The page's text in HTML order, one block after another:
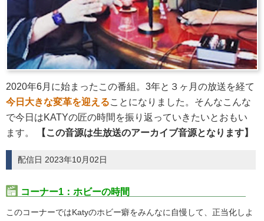
2020年6月に始まったこの番組。3年と３ヶ月の放送を経て
今日大きな変革を迎えることになりました。そんなこんな
で今日はKATYの匠の時間を振り返っていきたいとおもい
ます。
【この音源は生放送のアーカイブ音源となります】
配信日 2023年10月02日
コーナー1：ホビーの時間
このコーナーではKatyのホビー癖をみんなに自慢して、正当化しよ